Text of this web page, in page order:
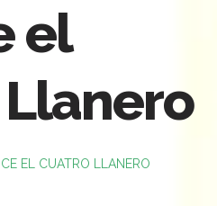
el
EL CUATRO LLANERO